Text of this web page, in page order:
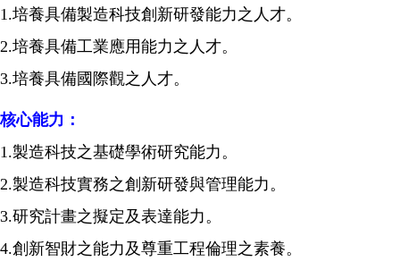
1.培養具備製造科技創新研發能力之人才。
2.培養具備工業應用能力之人才。
3.培養具備國際觀之人才。
核心能力：
1.製造科技之基礎學術研究能力。
2.製造科技實務之創新研發與管理能力。
3.研究計畫之擬定及表達能力。
4.創新智財之能力及尊重工程倫理之素養。